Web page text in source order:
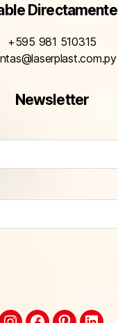
Directamente
+595 981 510315
Newsletter